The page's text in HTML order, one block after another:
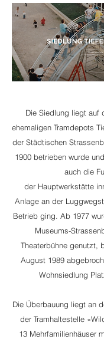
Die Siedlung liegt auf
ehemaligen Tramdepots
der Städtischen
1900 betrieben wurde
auch die
der Hauptwerkstätte
Anlage an der
Betrieb ging. Ab 1977
Museums-
Theaterbühne genutzt,
August 1989
Wohnsiedlung
Die Überbauung liegt an
der Tramhaltestelle
13 Mehrfamilienhäuser